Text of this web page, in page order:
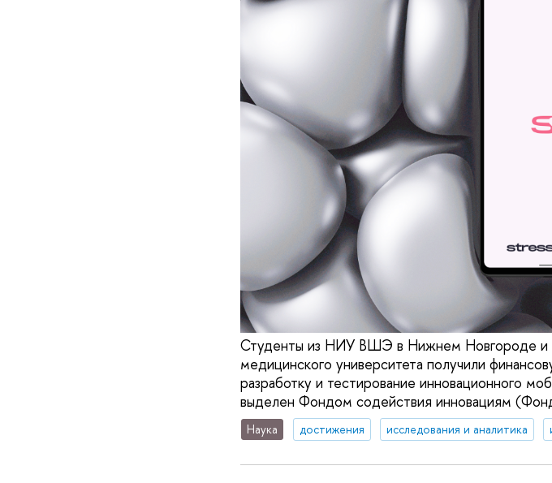
Студенты из НИУ ВШЭ в Нижнем Новгороде и
медицинского университета получили
разработку и тестирование инновационного
выделен Фондом содействия инновациям
Наука достижения исследования и аналитика